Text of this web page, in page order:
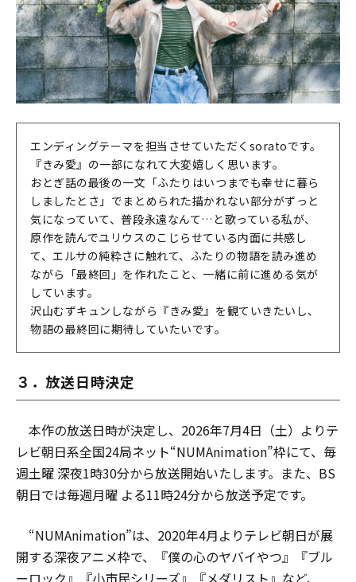
エンディングテーマを担当させていただくsoratoです。
『きみ愛』の一部になれて大変嬉しく思います。
おとぎ話の最後の一文「ふたりはいつまでも幸せに暮ら
しましたとさ」でまとめられた描かれない部分がずっと
気になっていて、普段永遠なんて…と歌っている私が、
原作を読んでユリウスのこじらせている内面に共感し
て、エルサの純粋さに触れて、ふたりの物語を読み進め
ながら「最終回」を作れたこと、一緒に前に進める気が
しています。
沢山むずキュンしながら『きみ愛』を観ていきたいし、
物語の最終回に期待していたいです。
３．放送日時決定
本作の放送日時が決定し、2026年7月4日（土）よりテ
レビ朝日系全国24局ネット“NUMAnimation”枠にて、毎
週土曜 深夜1時30分から放送開始いたします。また、BS
朝日では毎週月曜 よる11時24分から放送予定です。
“NUMAnimation”は、2020年4月よりテレビ朝日が展
開する深夜アニメ枠で、『僕の心のヤバイやつ』『ブル
ーロック』『小市民シリーズ』『メダリスト』など、